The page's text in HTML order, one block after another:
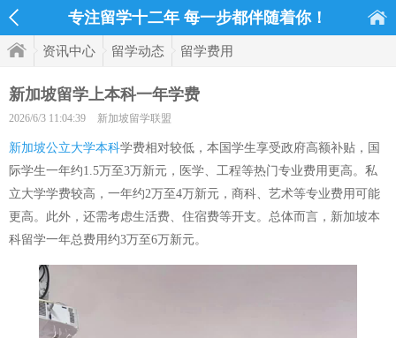
专注留学十二年 每一步都伴随着你！
资讯中心 留学动态 留学费用
新加坡留学上本科一年学费
2026/6/3 11:04:39 新加坡留学联盟
新加坡公立大学本科学费相对较低，本国学生享受政府高额补贴，国
际学生一年约1.5万至3万新元，医学、工程等热门专业费用更高。私
立大学学费较高，一年约2万至4万新元，商科、艺术等专业费用可能
更高。此外，还需考虑生活费、住宿费等开支。总体而言，新加坡本
科留学一年总费用约3万至6万新元。